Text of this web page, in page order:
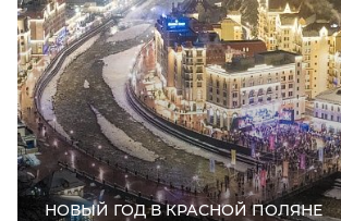
НОВЫЙ ГОД В КРАСНОЙ ПОЛЯНЕ